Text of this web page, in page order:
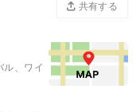
共有する
ル、ワイ